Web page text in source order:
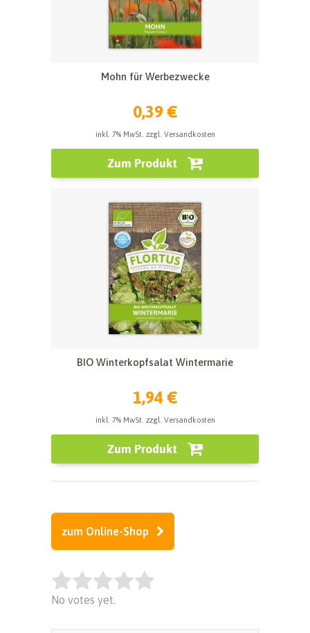
Mohn für Werbezwecke
0,39 €
inkl. 7% MwSt. zzgl. Versandkosten
Zum Produkt
BIO Winterkopfsalat Wintermarie
1,94 €
inkl. 7% MwSt. zzgl. Versandkosten
Zum Produkt
zum Online-Shop
Rate this item:
No votes yet.